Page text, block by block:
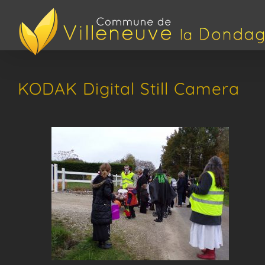
contenu
KODAK Digital Still Camera